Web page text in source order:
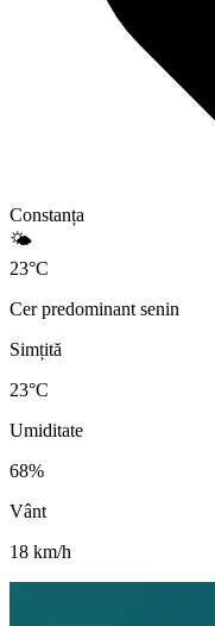
Constanța
🌤️
23°C
Cer predominant senin
Simțită
23°C
Umiditate
68%
Vânt
18 km/h